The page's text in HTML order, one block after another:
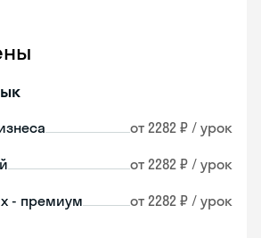
от 2282 ₽ / урок
от 2282 ₽ / урок
- премиум от 2282 ₽ / урок